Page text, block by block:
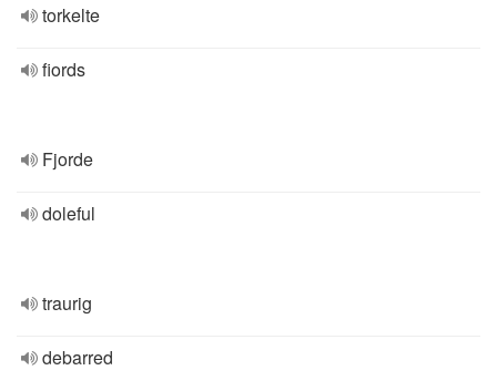
torkelte
fiords
Fjorde
doleful
traurig
debarred